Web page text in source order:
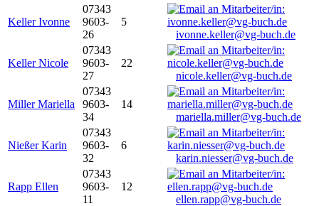
Keller Ivonne
07343
9603-
26
5
ivonne.keller@vg-buch.de
Keller Nicole
07343
9603-
27
22
nicole.keller@vg-buch.de
Miller Mariella
07343
9603-
34
14
mariella.miller@vg-buch.de
Nießer Karin
07343
9603-
32
6
karin.niesser@vg-buch.de
Rapp Ellen
07343
9603-
11
12
ellen.rapp@vg-buch.de